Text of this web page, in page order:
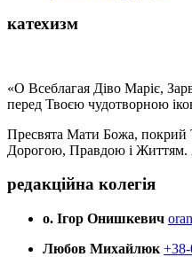
катехизм
«О Всеблагая Діво Маріє,
перед Твоєю чудотворною
Пресвята Мати Божа, покрий
Дорогою, Правдою і Життям.
редакційна колегія
о. Ігор Онишкевич
Любов Михайлюк